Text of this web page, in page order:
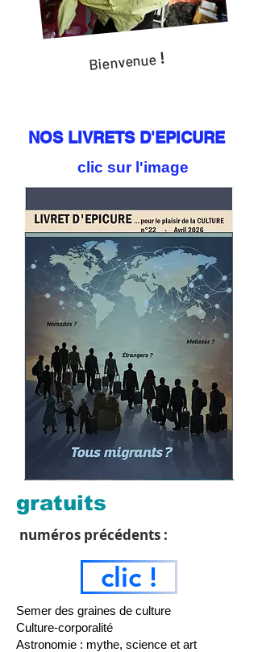
Bienvenue!
NOS LIVRETS D'EPICURE
clic sur l'image
gratuits
numéros précédents :
clic !
Semer des graines de culture
Culture-corporalité
Astronomie : mythe, science et art